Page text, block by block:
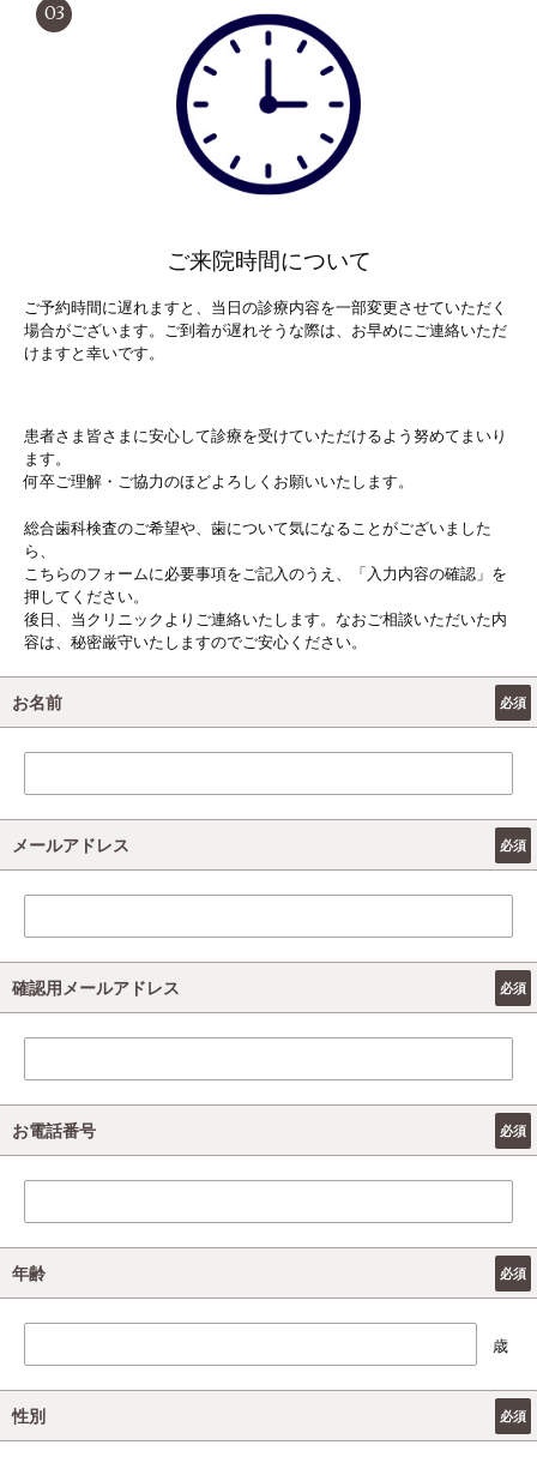
03
ご来院時間について
ご予約時間に遅れますと、当日の診療内容を一部変更させていただく
場合がございます。ご到着が遅れそうな際は、お早めにご連絡いただ
けますと幸いです。
患者さま皆さまに安心して診療を受けていただけるよう努めてまいり
ます。
何卒ご理解・ご協力のほどよろしくお願いいたします。
総合歯科検査のご希望や、歯について気になることがございました
ら、
こちらのフォームに必要事項をご記入のうえ、「入力内容の確認」を
押してください。
後日、当クリニックよりご連絡いたします。なおご相談いただいた内
容は、秘密厳守いたしますのでご安心ください。
お名前
メールアドレス
確認用メールアドレス
お電話番号
年齢
歳
性別